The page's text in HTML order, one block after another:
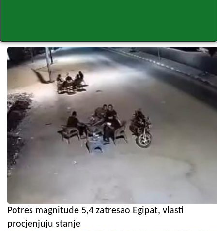
Potres magnitude 5,4 zatresao Egipat, vlasti
procjenjuju stanje